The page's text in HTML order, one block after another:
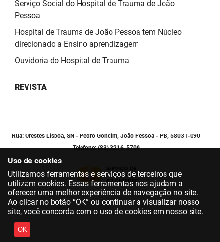
Serviço Social do Hospital de Trauma de João
Pessoa
Hospital de Trauma de João Pessoa tem Núcleo
direcionado a Ensino aprendizagem
Ouvidoria do Hospital de Trauma
REVISTA
Rua: Orestes Lisboa, SN - Pedro Gondim, João Pessoa - PB, 58031-090
Telefone: (83) 3216-5700
Uso de cookies
Utilizamos ferramentas e serviços de terceiros que
utilizam cookies. Essas ferramentas nos ajudam a
oferecer uma melhor experiência de navegação no site.
Ao clicar no botão “OK” ou continuar a visualizar nosso
site, você concorda com o uso de cookies em nosso site.
OK